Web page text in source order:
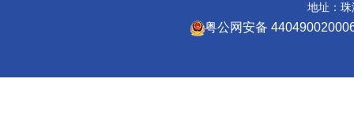
地址：
粤公网安备